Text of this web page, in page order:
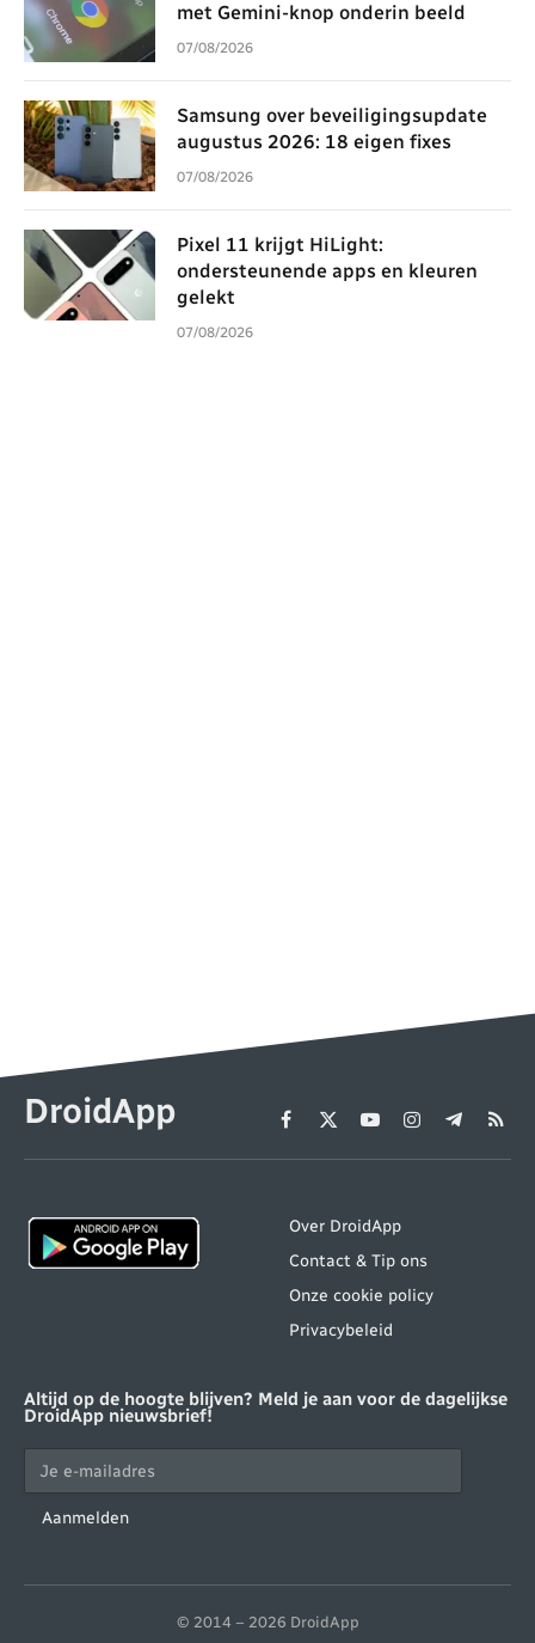
met Gemini-knop onderin beeld
07/08/2026
Samsung over beveiligingsupdate
augustus 2026: 18 eigen fixes
07/08/2026
Pixel 11 krijgt HiLight:
ondersteunende apps en kleuren
gelekt
07/08/2026
DroidApp Facebook
X
(Twitter)
YouTubeInstagram
Telegram
RSS
Over DroidApp
Contact & Tip ons
Onze cookie policy
Privacybeleid
Altijd op de hoogte blijven? Meld je aan voor de dagelijkse
DroidApp nieuwsbrief!
Aanmelden
© 2014 – 2026 DroidApp